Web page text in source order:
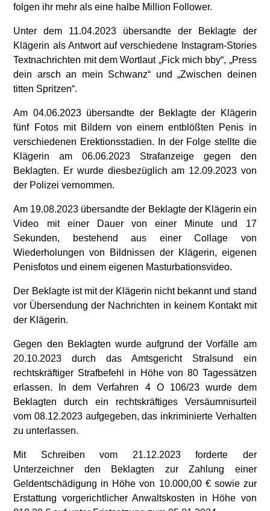
folgen ihr mehr als eine halbe Million Follower.
Unter dem 11.04.2023 übersandte der Beklagte der
Klägerin als Antwort auf verschiedene Instagram-Stories
Textnachrichten mit dem Wortlaut „Fick mich bby“, „Press
dein arsch an mein Schwanz“ und „Zwischen deinen
titten Spritzen“.
Am 04.06.2023 übersandte der Beklagte der Klägerin
fünf Fotos mit Bildern von einem entblößten Penis in
verschiedenen Erektionsstadien. In der Folge stellte die
Klägerin am 06.06.2023 Strafanzeige gegen den
Beklagten. Er wurde diesbezüglich am 12.09.2023 von
der Polizei vernommen.
Am 19.08.2023 übersandte der Beklagte der Klägerin ein
Video mit einer Dauer von einer Minute und 17
Sekunden, bestehend aus einer Collage von
Wiederholungen von Bildnissen der Klägerin, eigenen
Penisfotos und einem eigenen Masturbationsvideo.
Der Beklagte ist mit der Klägerin nicht bekannt und stand
vor Übersendung der Nachrichten in keinem Kontakt mit
der Klägerin.
Gegen den Beklagten wurde aufgrund der Vorfälle am
20.10.2023 durch das Amtsgericht Stralsund ein
rechtskräftiger Strafbefehl in Höhe von 80 Tagessätzen
erlassen. In dem Verfahren 4 O 106/23 wurde dem
Beklagten durch ein rechtskräftiges Versäumnisurteil
vom 08.12.2023 aufgegeben, das inkriminierte Verhalten
zu unterlassen.
Mit Schreiben vom 21.12.2023 forderte der
Unterzeichner den Beklagten zur Zahlung einer
Geldentschädigung in Höhe von 10.000,00 € sowie zur
Erstattung vorgerichtlicher Anwaltskosten in Höhe von